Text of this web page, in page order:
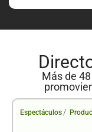
Más de
Espectáculos /